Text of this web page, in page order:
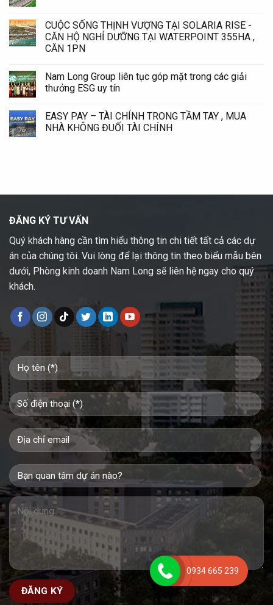
CUỘC SỐNG THỊNH VƯỢNG TẠI SOLARIA RISE -
CĂN HỘ NGHỈ DƯỠNG TẠI WATERPOINT 355HA ,
CĂN 1PN
Nam Long Group liên tục góp mặt trong các giải
thưởng ESG uy tín
EASY PAY – TÀI CHÍNH TRONG TẦM TAY , MUA
NHÀ KHÔNG ĐUỐI TÀI CHÍNH
ĐĂNG KÝ TƯ VẤN
Quý khách hàng cần tìm hiểu thông tin chi tiết tất cả các dự
án của chúng tôi. Vui lòng để lại thông tin theo biểu mẫu bên
dưới, Phòng kinh doanh Nam Long sẽ liên hệ ngay cho quý
khách.
0934 665 239